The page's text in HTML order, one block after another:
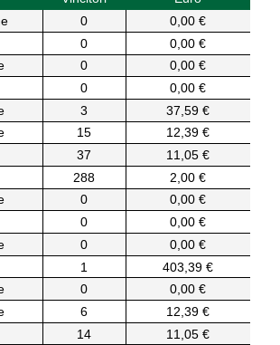
0
0,00 €
0
0,00 €
0
0,00 €
0
0,00 €
3
37,59 €
15
12,39 €
37
11,05 €
288
2,00 €
0
0,00 €
0
0,00 €
0
0,00 €
1
403,39 €
0
0,00 €
6
12,39 €
14
11,05 €